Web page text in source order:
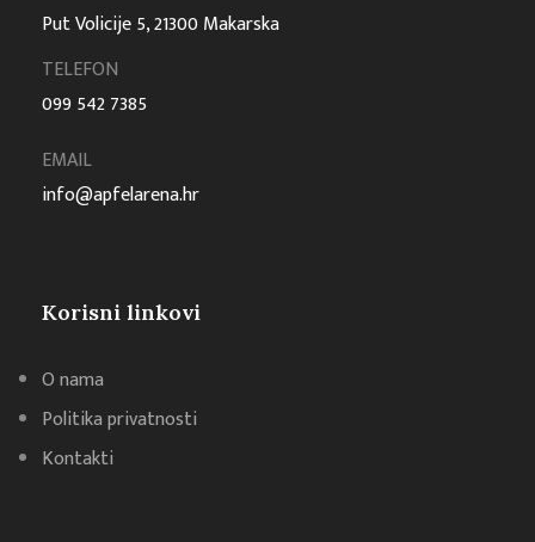
Put Volicije 5, 21300 Makarska
TELEFON
099 542 7385
EMAIL
info@apfelarena.hr
Korisni linkovi
O nama
Politika privatnosti
Kontakti